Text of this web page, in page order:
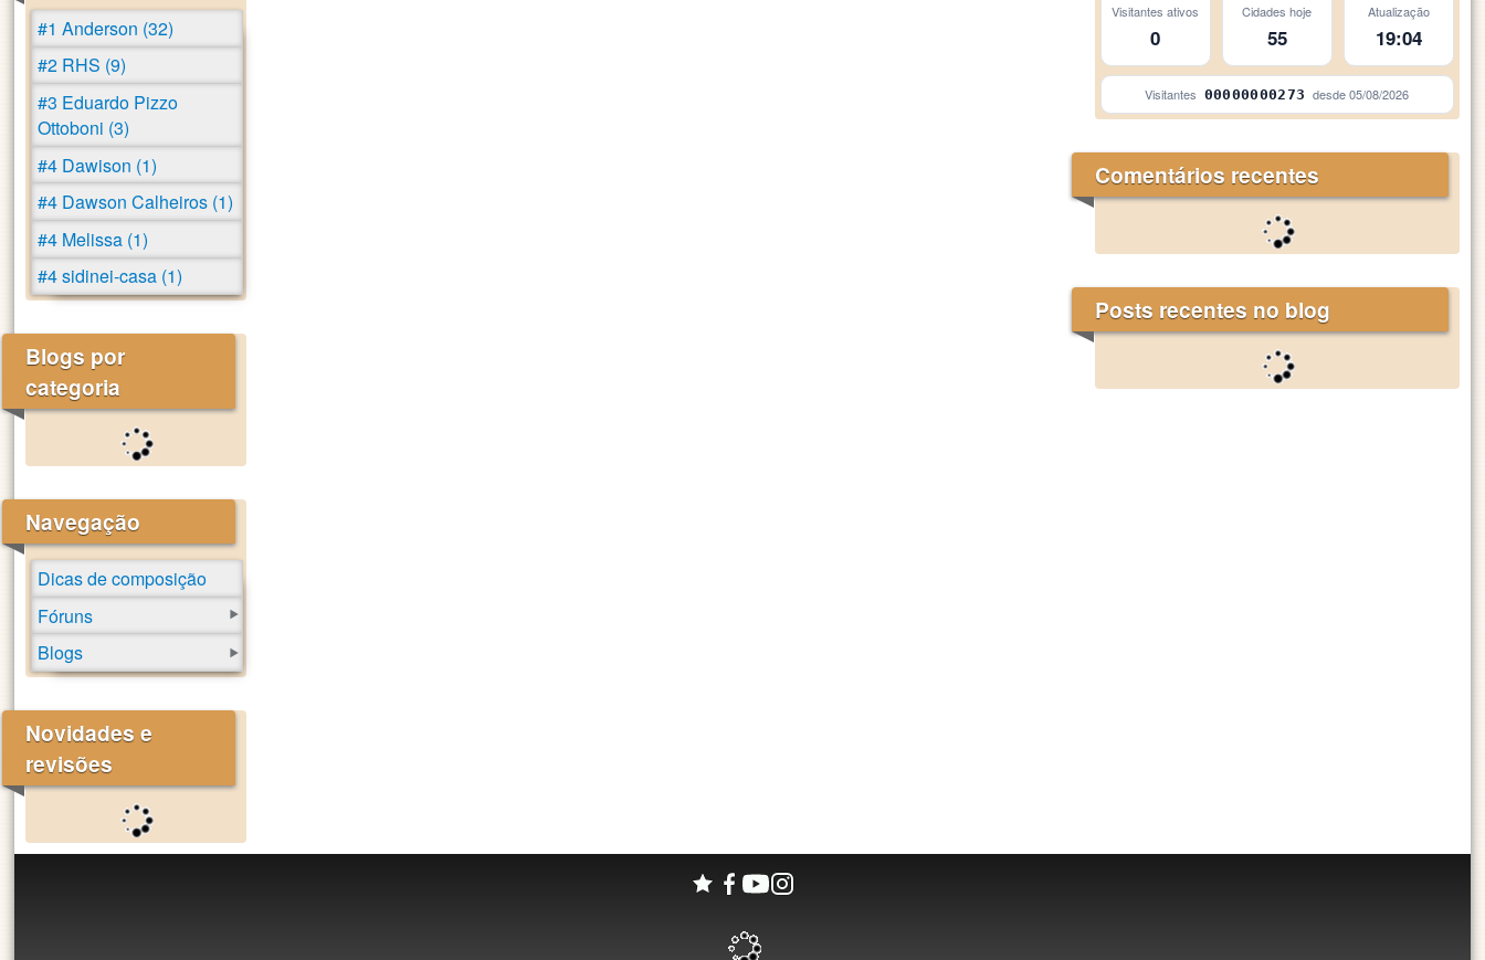
#1 Anderson (32)
#2 RHS (9)
#3 Eduardo Pizzo
Ottoboni (3)
#4 Dawison (1)
#4 Dawson Calheiros (1)
#4 Melissa (1)
#4 sidinei-casa (1)
Blogs por
categoria
Navegação
Dicas de composição
Fóruns
Blogs
Novidades e
revisões
Visitantes ativos
0
Cidades hoje
55
Atualização
19:04
Visitantes 00000000273 desde05/08/2026
Comentários recentes
Posts recentes no blog